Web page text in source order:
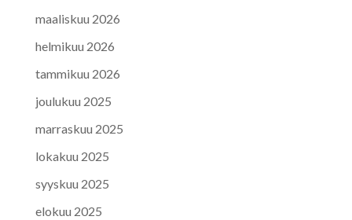
maaliskuu 2026
helmikuu 2026
tammikuu 2026
joulukuu 2025
marraskuu 2025
lokakuu 2025
syyskuu 2025
elokuu 2025